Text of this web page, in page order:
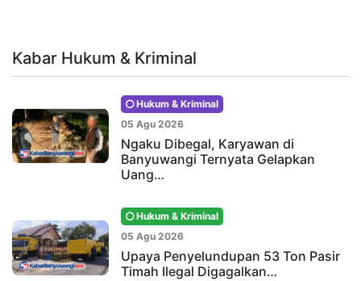
Kabar Hukum & Kriminal
Hukum & Kriminal
05 Agu 2026
Ngaku Dibegal, Karyawan di
Banyuwangi Ternyata Gelapkan
Uang…
Hukum & Kriminal
05 Agu 2026
Upaya Penyelundupan 53 Ton Pasir
Timah Ilegal Digagalkan…